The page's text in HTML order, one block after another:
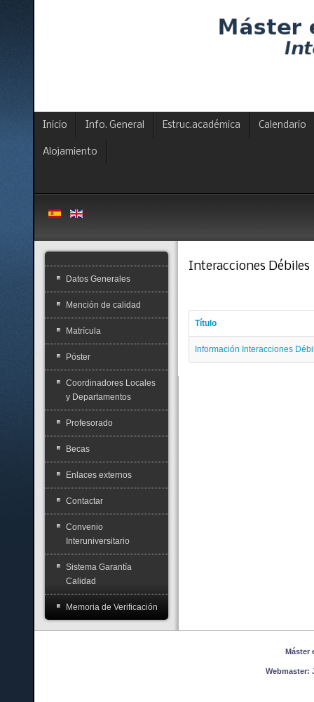
Inicio Info. General Estruc.académica Calendario
Alojamiento
Interacciones Débiles
Título
Información Interacciones
Datos Generales
Mención de calidad
Matrícula
Póster
Coordinadores Locales
y Departamentos
Profesorado
Becas
Enlaces externos
Contactar
Convenio
Interuniversitario
Sistema Garantía
Calidad
Memoria de Verificación
Máster
Webmaster: